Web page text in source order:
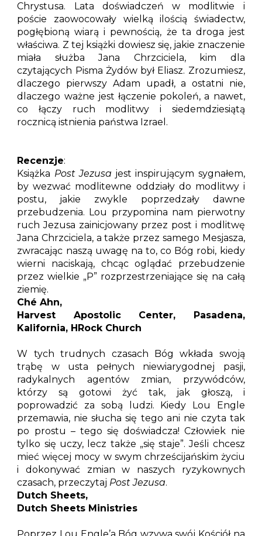
Chrystusa. Lata doświadczeń w modlitwie i
poście zaowocowały wielką ilością świadectw,
pogłębioną wiarą i pewnością, że ta droga jest
właściwa. Z tej książki dowiesz się, jakie znaczenie
miała służba Jana Chrzciciela, kim dla
czytających Pisma Żydów był Eliasz. Zrozumiesz,
dlaczego pierwszy Adam upadł, a ostatni nie,
dlaczego ważne jest łączenie pokoleń, a nawet,
co łączy ruch modlitwy i siedemdziesiątą
rocznicą istnienia państwa Izrael.
Recenzje:
Książka Post Jezusa jest inspirującym sygnałem,
by wezwać modlitewne oddziały do modlitwy i
postu, jakie zwykle poprzedzały dawne
przebudzenia. Lou przypomina nam pierwotny
ruch Jezusa zainicjowany przez post i modlitwę
Jana Chrzciciela, a także przez samego Mesjasza,
zwracając naszą uwagę na to, co Bóg robi, kiedy
wierni naciskają, chcąc oglądać przebudzenie
przez wielkie „P” rozprzestrzeniające się na całą
ziemię.
Ché Ahn,
Harvest Apostolic Center, Pasadena,
Kalifornia, HRock Church
W tych trudnych czasach Bóg wkłada swoją
trąbę w usta pełnych niewiarygodnej pasji,
radykalnych agentów zmian, przywódców,
którzy są gotowi żyć tak, jak głoszą, i
poprowadzić za sobą ludzi. Kiedy Lou Engle
przemawia, nie słucha się tego ani nie czyta tak
po prostu – tego się doświadcza! Człowiek nie
tylko się uczy, lecz także „się staje”. Jeśli chcesz
mieć więcej mocy w swym chrześcijańskim życiu
i dokonywać zmian w naszych ryzykownych
czasach, przeczytaj Post Jezusa.
Dutch Sheets,
Dutch Sheets Ministries